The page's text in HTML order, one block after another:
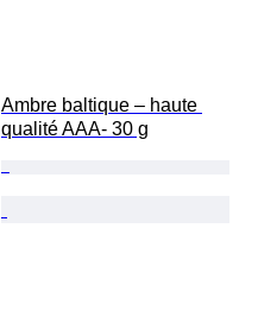
Ambre baltique – haute
qualité AAA- 30 g